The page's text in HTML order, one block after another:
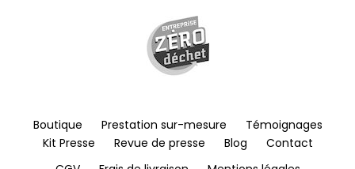
Boutique Prestation sur-mesure
Témoignages
Kit Presse
Revue de presse Blog
Contact